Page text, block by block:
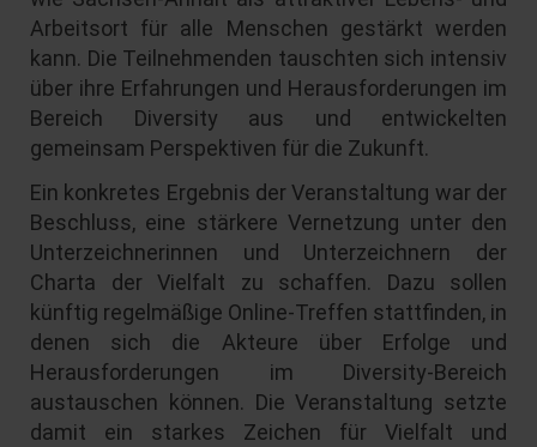
Arbeitsort für alle Menschen gestärkt werden
kann. Die Teilnehmenden tauschten sich intensiv
über ihre Erfahrungen und Herausforderungen im
Bereich Diversity aus und entwickelten
gemeinsam Perspektiven für die Zukunft.
Ein konkretes Ergebnis der Veranstaltung war der
Beschluss, eine stärkere Vernetzung unter den
Unterzeichnerinnen und Unterzeichnern der
Charta der Vielfalt zu schaffen. Dazu sollen
künftig regelmäßige Online-Treffen stattfinden, in
denen sich die Akteure über Erfolge und
Herausforderungen im Diversity-Bereich
austauschen können. Die Veranstaltung setzte
damit ein starkes Zeichen für Vielfalt und